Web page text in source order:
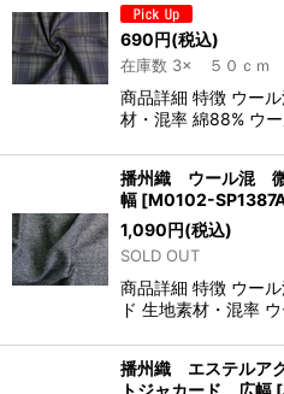
690円(税込)
在庫数 3× ５０ｃｍ
商品詳細 特徴 ウー
材・混率 綿88% ウ
播州織 ウール混
幅 [M0102-
1,090円(税込)
SOLD OUT
商品詳細 特徴 ウー
ド 生地素材・混率
播州織 エステルア
トジャカード 広幅 [